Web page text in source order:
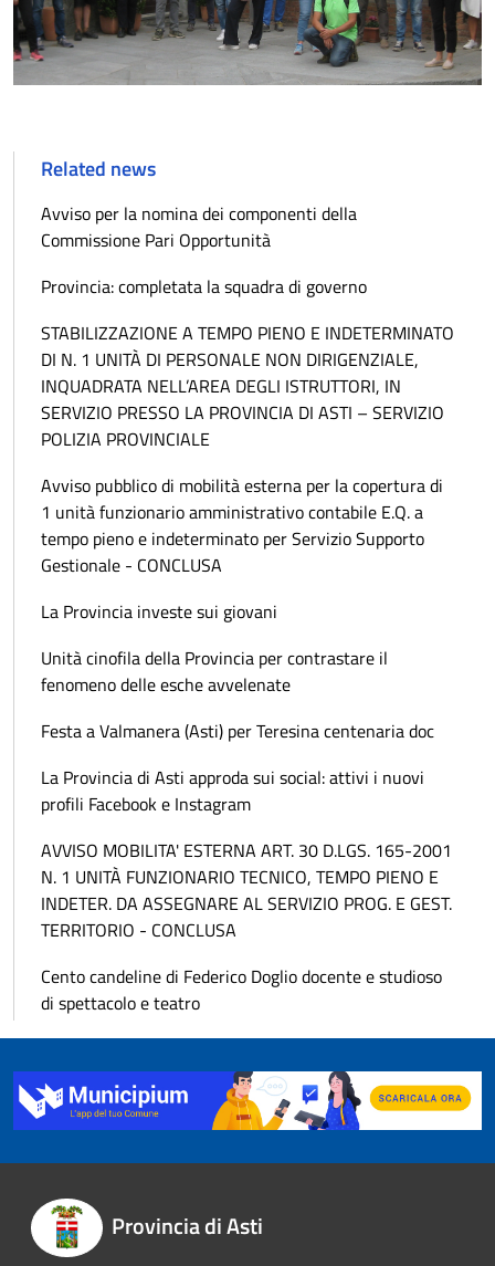
Related news
Avviso per la nomina dei componenti della
Commissione Pari Opportunità
Provincia: completata la squadra di governo
STABILIZZAZIONE A TEMPO PIENO E INDETERMINATO
DI N. 1 UNITÀ DI PERSONALE NON DIRIGENZIALE,
INQUADRATA NELL’AREA DEGLI ISTRUTTORI, IN
SERVIZIO PRESSO LA PROVINCIA DI ASTI – SERVIZIO
POLIZIA PROVINCIALE
Avviso pubblico di mobilità esterna per la copertura di
1 unità funzionario amministrativo contabile E.Q. a
tempo pieno e indeterminato per Servizio Supporto
Gestionale - CONCLUSA
La Provincia investe sui giovani
Unità cinofila della Provincia per contrastare il
fenomeno delle esche avvelenate
Festa a Valmanera (Asti) per Teresina centenaria doc
La Provincia di Asti approda sui social: attivi i nuovi
profili Facebook e Instagram
AVVISO MOBILITA' ESTERNA ART. 30 D.LGS. 165-2001
N. 1 UNITÀ FUNZIONARIO TECNICO, TEMPO PIENO E
INDETER. DA ASSEGNARE AL SERVIZIO PROG. E GEST.
TERRITORIO - CONCLUSA
Cento candeline di Federico Doglio docente e studioso
di spettacolo e teatro
Provincia di Asti